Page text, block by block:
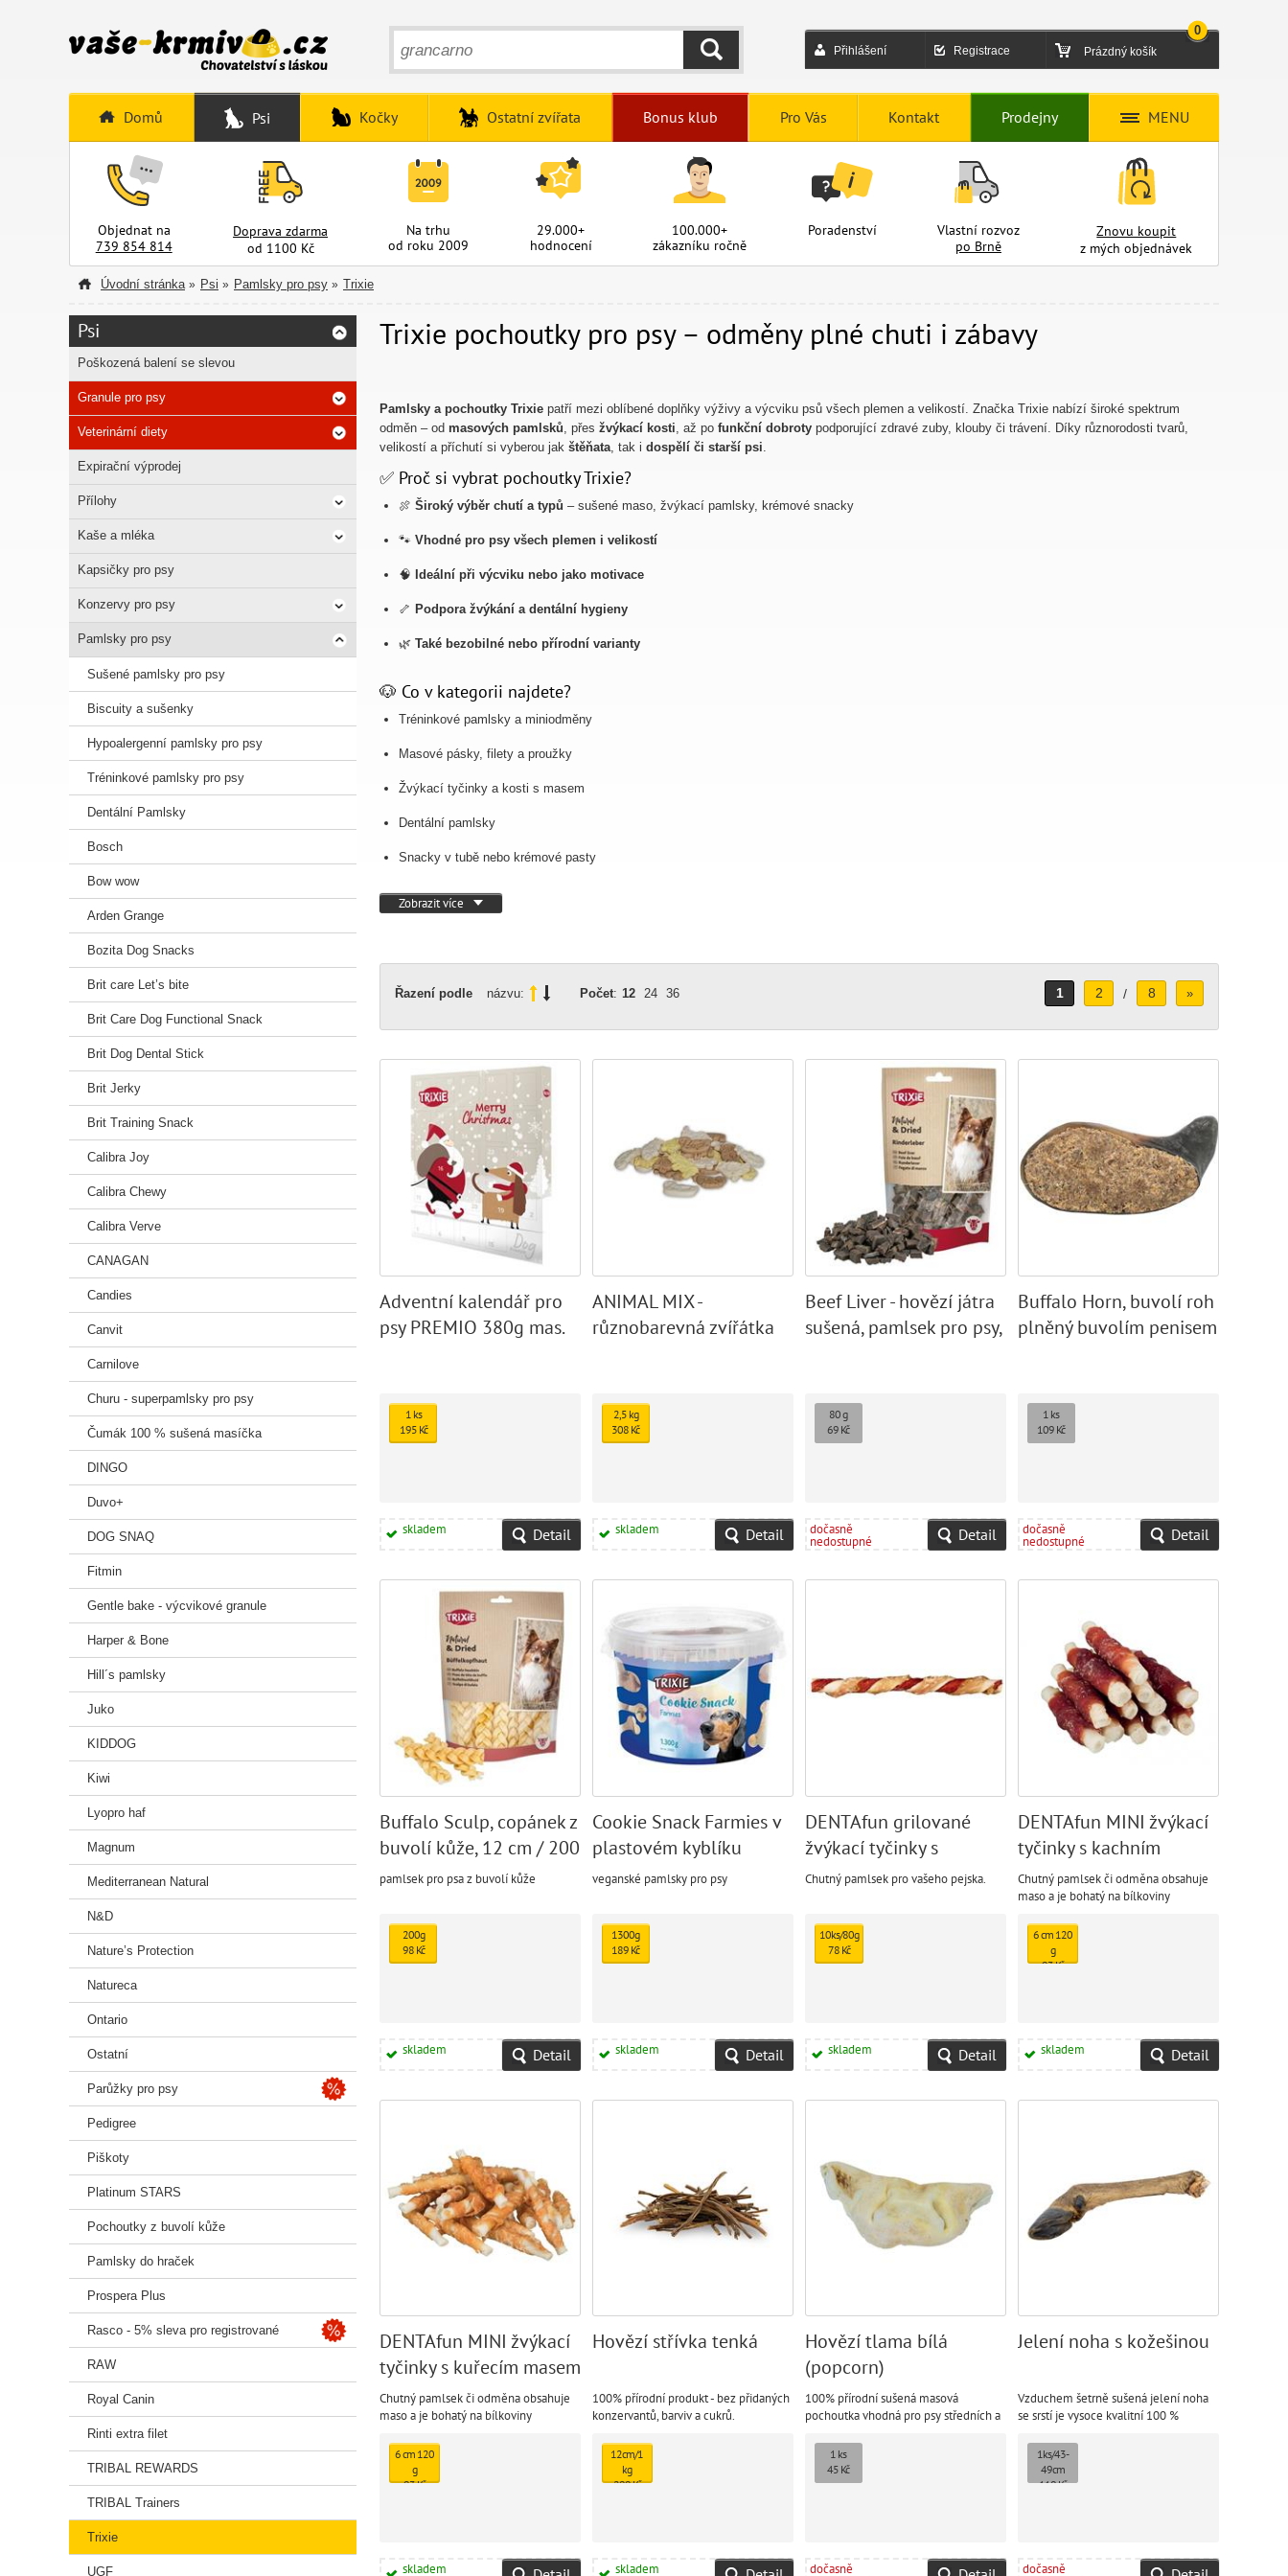
Přihlášení Registrace Prázdný košík
0
HLEDAT
Domů Psi Kočky Ostatní zvířata Bonus klub Pro Vás Kontakt Prodejny MENU
Objednat na
739 854 814
Doprava zdarma
od 1100 Kč
Na trhu
od roku 2009
29.000+
hodnocení
100.000+
zákazníku ročně
Poradenství
Vlastní rozvoz
po Brně
Znovu koupit
z mých objednávek
Úvodní stránka » Psi » Pamlsky pro psy » Trixie
Trixie pochoutky pro psy – odměny plné chuti i zábavy
Pamlsky a pochoutky Trixie patří mezi oblíbené doplňky výživy a výcviku psů všech plemen a velikostí. Značka Trixie nabízí široké spektrum
odměn – od masových pamlsků, přes žvýkací kosti, až po funkční dobroty podporující zdravé zuby, klouby či trávení. Díky různorodosti tvarů,
velikostí a příchutí si vyberou jak štěňata, tak i dospělí či starší psi.
✅ Proč si vybrat pochoutky Trixie?
🍖 Široký výběr chutí a typů – sušené maso, žvýkací pamlsky, krémové snacky
🐾 Vhodné pro psy všech plemen i velikostí
🧠 Ideální při výcviku nebo jako motivace
🦴 Podpora žvýkání a dentální hygieny
🌿 Také bezobilné nebo přírodní varianty
🐶 Co v kategorii najdete?
Tréninkové pamlsky a miniodměny
Masové pásky, filety a proužky
Žvýkací tyčinky a kosti s masem
Dentální pamlsky
Snacky v tubě nebo krémové pasty
Funkční pamlsky (např. na klouby, trávení, zuby)
Zobrazit více
Řazení podle názvu: Počet: 12 24 36 1 2 / 8 »
Adventní kalendář pro
psy PREMIO 380g mas.
1 ks
195 Kč
skladem Detail
ANIMAL MIX -
různobarevná zvířátka
2,5 kg
308 Kč
skladem Detail
Beef Liver - hovězí játra
sušená, pamlsek pro psy,
80 g
69 Kč
dočasně
nedostupné Detail
Buffalo Horn, buvolí roh
plněný buvolím penisem
1 ks
109 Kč
dočasně
nedostupné Detail
Buffalo Sculp, copánek z
buvolí kůže, 12 cm / 200
g
pamlsek pro psa z buvolí kůže
200g
98 Kč
skladem Detail
Cookie Snack Farmies v
plastovém kyblíku
veganské pamlsky pro psy
1300g
189 Kč
skladem Detail
DENTAfun grilované
žvýkací tyčinky s
kuřecím, 12cm
Chutný pamlsek pro vašeho pejska.
10ks/80g
78 Kč
skladem Detail
DENTAfun MINI žvýkací
tyčinky s kachním
masem 6 cm 120 g
Chutný pamlsek či odměna obsahuje
maso a je bohatý na bílkoviny
6 cm 120
g
93 Kč
skladem Detail
DENTAfun MINI žvýkací
tyčinky s kuřecím masem
Chutný pamlsek či odměna obsahuje
maso a je bohatý na bílkoviny
6 cm 120
g
93 Kč
skladem
Hovězí střívka tenká
100% přírodní produkt - bez přidaných
konzervantů, barviv a cukrů.
12cm/1
kg
299 Kč
skladem
Hovězí tlama bílá
(popcorn)
100% přírodní sušená masová
pochoutka vhodná pro psy středních a
1 ks
45 Kč
dočasně
Jelení noha s kožešinou
Vzduchem šetrně sušená jelení noha
se srstí je vysoce kvalitní 100 %
žádné konzervanty.
1ks/43-
49cm
110 Kč
dočasně
Psi
Poškozená balení se slevou
Granule pro psy
Veterinární diety
Expirační výprodej
Přílohy
Kaše a mléka
Kapsičky pro psy
Konzervy pro psy
Pamlsky pro psy
Sušené pamlsky pro psy
Biscuity a sušenky
Hypoalergenní pamlsky pro psy
Tréninkové pamlsky pro psy
Dentální Pamlsky
Bosch
Bow wow
Arden Grange
Bozita Dog Snacks
Brit care Let’s bite
Brit Care Dog Functional Snack
Brit Dog Dental Stick
Brit Jerky
Brit Training Snack
Calibra Joy
Calibra Chewy
Calibra Verve
CANAGAN
Candies
Canvit
Carnilove
Churu - superpamlsky pro psy
Čumák 100 % sušená masíčka
DINGO
Duvo+
DOG SNAQ
Fitmin
Gentle bake - výcvikové granule
Harper & Bone
Hill´s pamlsky
Juko
KIDDOG
Kiwi
Lyopro haf
Magnum
Mediterranean Natural
N&D
Nature’s Protection
Natureca
Ontario
Ostatní
Parůžky pro psy
Pedigree
Piškoty
Platinum STARS
Pochoutky z buvolí kůže
Pamlsky do hraček
Prospera Plus
Rasco - 5% sleva pro registrované
RAW
Royal Canin
Rinti extra filet
TRIBAL REWARDS
TRIBAL Trainers
Trixie
UGF